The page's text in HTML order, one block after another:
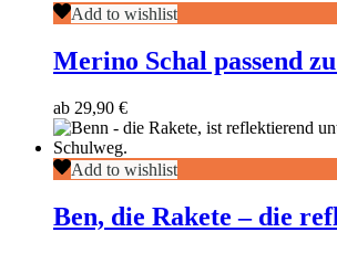
Merino
Schal
passend
zu
Mütze
altrosa-
grau
Add to wishlist
Merino Schal passend
ab 29,90 €
Ben,
die
Rakete
–
Add to wishlist
Ben, die Rakete – die